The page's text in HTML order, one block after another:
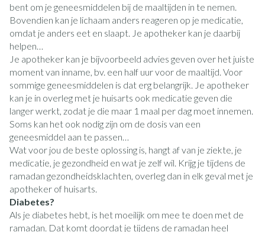
bent om je geneesmiddelen bij de maaltijden in te nemen.
Bovendien kan je lichaam anders reageren op je medicatie,
omdat je anders eet en slaapt. Je apotheker kan je daarbij
helpen…
Je apotheker kan je bijvoorbeeld advies geven over het juiste
moment van inname, bv. een half uur voor de maaltijd. Voor
sommige geneesmiddelen is dat erg belangrijk. Je apotheker
kan je in overleg met je huisarts ook medicatie geven die
langer werkt, zodat je die maar 1 maal per dag moet innemen.
Soms kan het ook nodig zijn om de dosis van een
geneesmiddel aan te passen…
Wat voor jou de beste oplossing is, hangt af van je ziekte, je
medicatie, je gezondheid en wat je zelf wil. Krijg je tijdens de
ramadan gezondheidsklachten, overleg dan in elk geval met je
apotheker of huisarts.
Diabetes?
Als je diabetes hebt, is het moeilijk om mee te doen met de
ramadan. Dat komt doordat je tijdens de ramadan heel